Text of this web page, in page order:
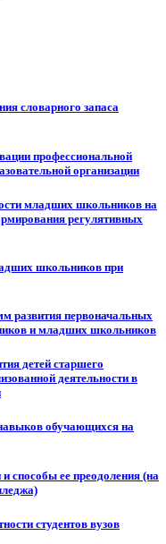
словарного запаса
профессиональной
организации
младших школьников на
регулятивных
школьников при
развития первоначальных
и младших школьников
детей старшего
деятельности в
обучающихся на
способы ее преодоления (на
студентов вузов